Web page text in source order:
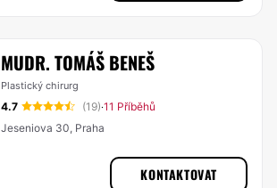
MUDR. TOMÁŠ BENEŠ
Plastický chirurg
4.7 (19)·11 Příběhů
Jeseniova 30, Praha
KONTAKTOVAT